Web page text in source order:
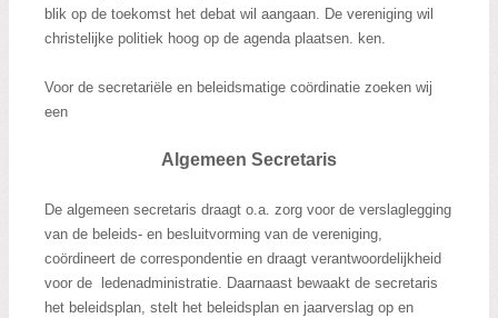
blik op de toekomst het debat wil aangaan. De vereniging wil
christelijke politiek hoog op de agenda plaatsen. ken.
Voor de secretariële en beleidsmatige coördinatie zoeken wij
een
Algemeen Secretaris
De algemeen secretaris draagt o.a. zorg voor de verslaglegging
van de beleids- en besluitvorming van de vereniging,
coördineert de correspondentie en draagt verantwoordelijkheid
voor de ledenadministratie. Daarnaast bewaakt de secretaris
het beleidsplan, stelt het beleidsplan en jaarverslag op en